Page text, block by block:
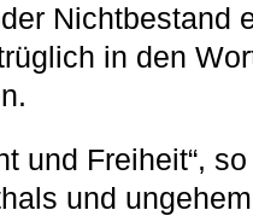
Nichtbestand
in den
und Freiheit“,
und